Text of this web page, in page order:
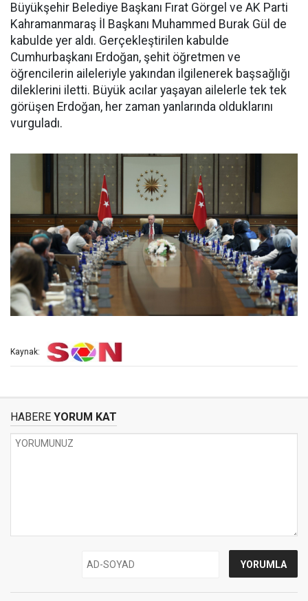
Büyükşehir Belediye Başkanı Fırat Görgel ve AK Parti
Kahramanmaraş İl Başkanı Muhammed Burak Gül de
kabulde yer aldı. Gerçekleştirilen kabulde
Cumhurbaşkanı Erdoğan, şehit öğretmen ve
öğrencilerin aileleriyle yakından ilgilenerek başsağlığı
dileklerini iletti. Büyük acılar yaşayan ailelerle tek tek
görüşen Erdoğan, her zaman yanlarında olduklarını
vurguladı.
Kaynak:
HABERE YORUM KAT